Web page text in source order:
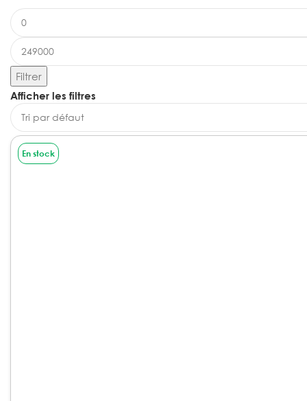
Filtrer
Afficher les filtres
En stock